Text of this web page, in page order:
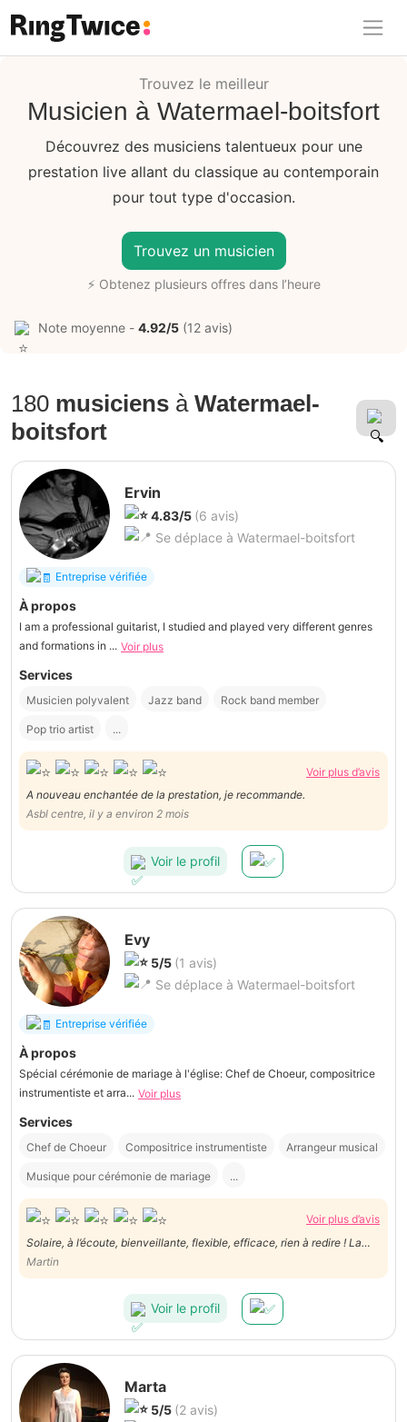
Ring Twice
Trouvez le meilleur
Musicien à Watermael-boitsfort
Découvrez des musiciens talentueux pour une
prestation live allant du classique au contemporain
pour tout type d'occasion.
Trouvez un musicien
⚡ Obtenez plusieurs offres dans l’heure
Note moyenne - 4.92/5 (12 avis)
180 musiciens à Watermael-
boitsfort
Ervin
4.83/5 (6 avis)
Se déplace à Watermael-boitsfort
Entreprise vérifiée
À propos
I am a professional guitarist, I studied and played very different genres
and formations in ... Voir plus
Services
Musicien polyvalent Jazz band Rock band member
Pop trio artist ...
Voir plus d’avis
A nouveau enchantée de la prestation, je recommande.
Asbl centre, il y a environ 2 mois
Voir le profil
Evy
5/5 (1 avis)
Se déplace à Watermael-boitsfort
Entreprise vérifiée
À propos
Spécial cérémonie de mariage à l'église: Chef de Choeur, compositrice
instrumentiste et arra... Voir plus
Services
Chef de Choeur Compositrice instrumentiste Arrangeur musical
Musique pour cérémonie de mariage ...
Voir plus d’avis
Solaire, à l’écoute, bienveillante, flexible, efficace, rien à redire ! La
personne à avoir à ses côtés pour mener à bien vos projets ! 👍🏻👍🏻
Martin
Voir le profil
Marta
5/5 (2 avis)